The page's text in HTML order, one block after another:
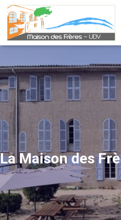
La Maison des